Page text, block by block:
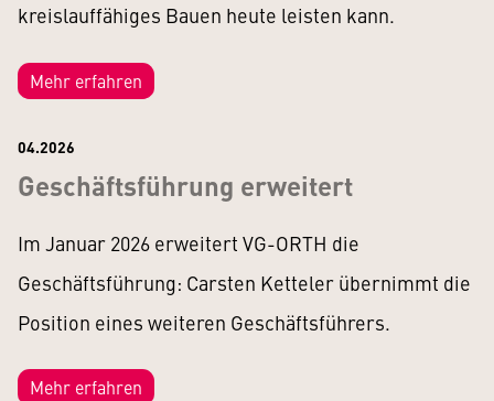
kreislauffähiges Bauen heute leisten kann.
Mehr erfahren
04.2026
Geschäftsführung erweitert
Im Januar 2026 erweitert VG-ORTH die
Geschäftsführung: Carsten Ketteler übernimmt die
Position eines weiteren Geschäftsführers.
Mehr erfahren